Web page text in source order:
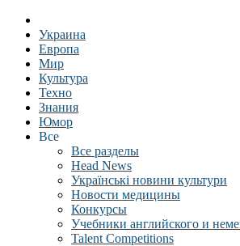
Украина
Европа
Мир
Культура
Техно
Знания
Юмор
Все
Все разделы
Head News
Українські новини культури
Новости медицины
Конкурсы
Учебники английского и
Talent Competitions